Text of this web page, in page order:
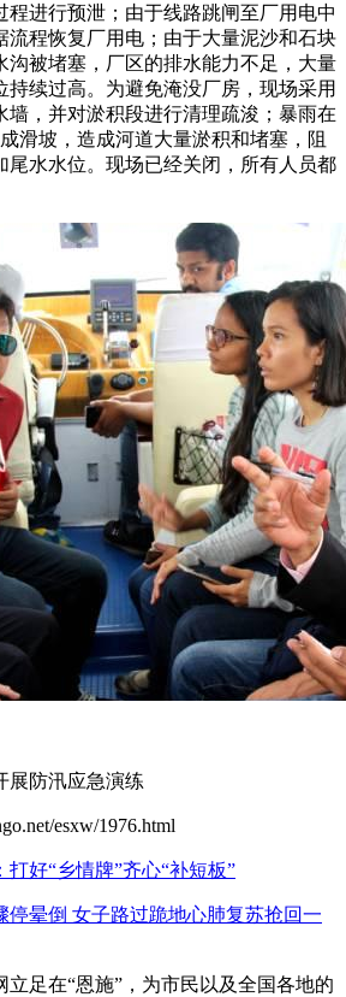
程进行预泄；由于线路跳闸至厂用电中
流程恢复厂用电；由于大量泥沙和石块
沟被堵塞，厂区的排水能力不足，大量
持续过高。为避免淹没厂房，现场采用
墙，并对淤积段进行清理疏浚；暴雨在
滑坡，造成河道大量淤积和堵塞，阻
尾水水位。现场已经关闭，所有人员都
展防汛应急演练
esxw/1976.html
打好“乡情牌”齐心“补短板”
停晕倒 女子路过跪地心肺复苏抢回一
立足在“恩施”，为市民以及全国各地的